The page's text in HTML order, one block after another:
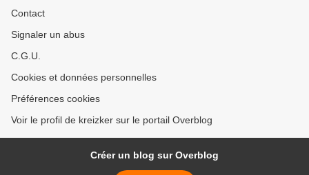
Contact
Signaler un abus
C.G.U.
Cookies et données personnelles
Préférences cookies
Voir le profil de kreizker sur le portail Overblog
Créer un blog sur Overblog